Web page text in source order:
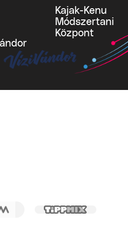
Kajak-Kenu
Módszertani
Központ